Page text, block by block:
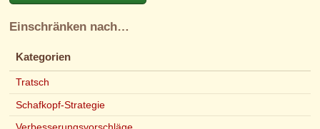
Einschränken nach…
Kategorien
Tratsch
Schafkopf-Strategie